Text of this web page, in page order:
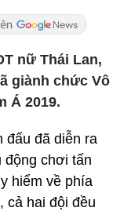
nữ Thái Lan,
giành chức Vô
Á 2019.
đấu đã diễn ra
động chơi tấn
hiểm về phía
cả hai đội đều